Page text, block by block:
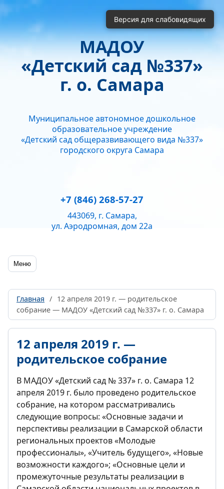
МАДОУ
«Детский сад №337»
г. о. Самара
Муниципальное автономное дошкольное
образовательное учреждение
«Детский сад общеразвивающего вида №337»
городского округа Самара
+7 (846) 268-57-27
443069, г. Самара,
ул. Аэродромная, дом 22а
Меню
Главная / 12 апреля 2019 г. — родительское
собрание — МАДОУ «Детский сад №337» г. о. Самара
12 апреля 2019 г. —
родительское собрание
В МАДОУ «Детский сад № 337» г. о. Самара 12
апреля 2019 г. было проведено родительское
собрание, на котором рассматривались
следующие вопросы: «Основные задачи и
перспективы реализации в Самарской области
региональных проектов «Молодые
профессионалы», «Учитель будущего», «Новые
возможности каждого»; «Основные цели и
промежуточные результаты реализации в
Версия для слабовидящих
Монохромные изображения
Отключить Flash
Кернинг
Стандартный Средний Большой
Интервал
Полуторный Двойной
Без засечек С засечками
Нормально